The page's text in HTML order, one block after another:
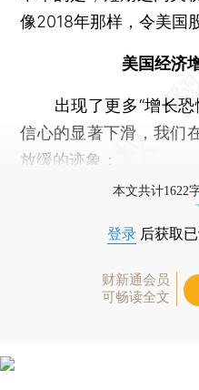
像2018年那样，令美国
美国经济
出现了更多“增长恐
信心的显著下滑，我们
放缓的迹象：
本文共计1622
登录 后获取
财新通会员
可畅读全文